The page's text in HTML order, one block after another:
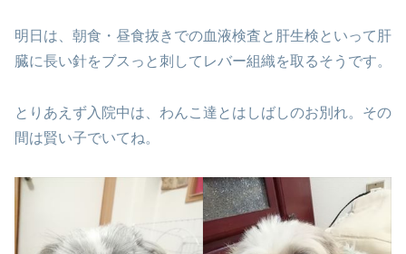
明日は、朝食・昼食抜きでの血液検査と肝生検といって 肝
臓に長い針をブスっと刺してレバー組織を取るそうです。
とりあえず入院中は、わんこ達とはしばしのお別れ。 その
間は賢い子でいてね。